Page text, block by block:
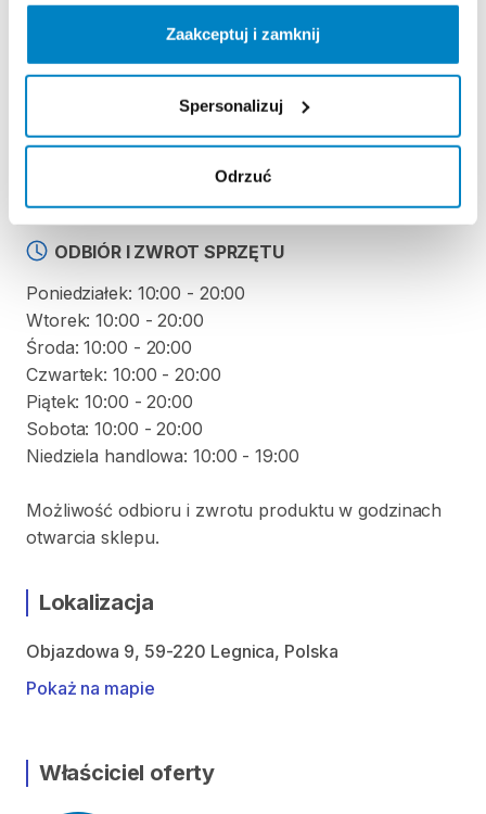
Zaakceptuj i zamknij
Spersonalizuj
Odrzuć
Regulamin wypożyczalni
Nie pobieramy kaucji za wypożyczenie tego
ODBIÓR I ZWROT SPRZĘTU
Poniedziałek: 10:00 - 20:00
Wtorek: 10:00 - 20:00
Środa: 10:00 - 20:00
Czwartek: 10:00 - 20:00
Piątek: 10:00 - 20:00
Sobota: 10:00 - 20:00
Niedziela handlowa: 10:00 - 19:00
Możliwość odbioru i zwrotu produktu w godzinach
otwarcia sklepu.
Lokalizacja
Objazdowa 9, 59-220 Legnica, Polska
Pokaż na mapie
Właściciel oferty